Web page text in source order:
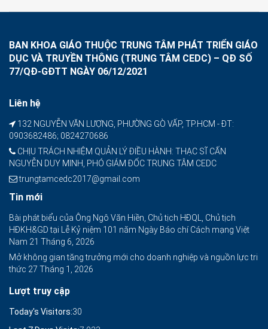
BAN KHOA GIÁO THUỘC TRUNG TÂM PHÁT TRIỂN GIÁO
DỤC VÀ TRUYỀN THÔNG (TRUNG TÂM CEDC) – QĐ SỐ
77/QĐ-GĐTT NGÀY 06/12/2021
Liên hệ
132 NGUYỄN VĂN LƯỢNG, PHƯỜNG GÒ VẤP, TP.HCM - ĐT:
0903682486; 0824270686
CHỊU TRÁCH NHIỆM QUẢN LÝ ĐIỀU HÀNH: THẠC SĨ CẤN
NGUYỄN DUY MINH, PHÓ GIÁM ĐỐC TRUNG TÂM CEDC
trungtamcedc2017@gmail.com
Tin mới
Bài phát biểu của Ông Ngô Văn Hiền, Chủ tịch HĐQL, Chủ tịch
HĐKH&GD tại Lễ Kỷ niệm 101 năm Ngày Báo chí Cách mạng Việt
Nam 21 Tháng 6, 2026
Mở không gian tăng trưởng mới cho doanh nghiệp và nguồn lực tri
thức 27 Tháng 1, 2026
Lượt truy cập
Today's Visitors:30